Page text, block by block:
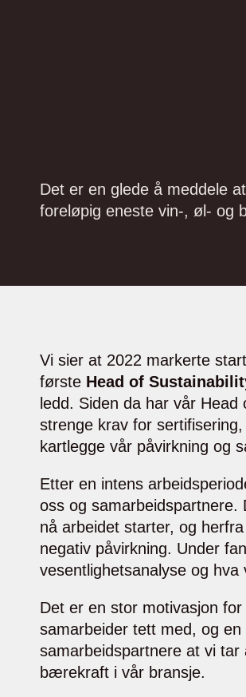
Det er en glede å meddele
foreløpig eneste vin-, øl- og
Vi sier at 2022 markerte
første Head of
ledd. Siden da har vår
strenge krav for
kartlegge vår påvirkning og
Etter en intens
oss og
nå arbeidet starter, og
negativ påvirkning. Under
vesentlighetsanalyse og hva
Det er en stor motivasjon
samarbeider tett med, og
samarbeidspartnere at vi
bærekraft i vår bransje.